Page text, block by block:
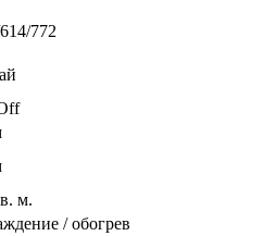
772
м.
/ обогрев